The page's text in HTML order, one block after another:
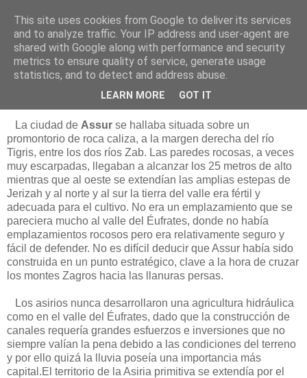
Está de pinga
1/2/10
Assur, capital de los asirios
La ciudad de Assur se hallaba situada sobre un
promontorio de roca caliza, a la margen derecha del río
Tigris, entre los dos ríos Zab. Las paredes rocosas, a veces
muy escarpadas, llegaban a alcanzar los 25 metros de alto
mientras que al oeste se extendían las amplias estepas de
Jerizah y al norte y al sur la tierra del valle era fértil y
adecuada para el cultivo. No era un emplazamiento que se
pareciera mucho al valle del Éufrates, donde no había
emplazamientos rocosos pero era relativamente seguro y
fácil de defender. No es difícil deducir que Assur había sido
construida en un punto estratégico, clave a la hora de cruzar
los montes Zagros hacia las llanuras persas.
Los asirios nunca desarrollaron una agricultura hidráulica
como en el valle del Éufrates, dado que la construcción de
canales requería grandes esfuerzos e inversiones que no
siempre valían la pena debido a las condiciones del terreno
y por ello quizá la lluvia poseía una importancia más
capital.El territorio de la Asiria primitiva se extendía por el
This site uses cookies from Google to deliver its services
and to analyze traffic. Your IP address and user-agent are
shared with Google along with performance and security
metrics to ensure quality of service, generate usage
statistics, and to detect and address abuse.
LEARN MORE GOT IT